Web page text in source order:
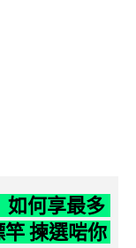
如何享最多
揀選啱你